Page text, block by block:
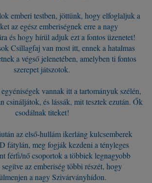
emberi testben, jöttünk, hogy elfoglaljuk a
az egész emberiségnek erre a nagy
és hogy hírül adjuk ezt a fontos üzenetet!
Csillagfaj van most itt, ennek a hatalmas
a végső jelenetében, amelyben ti fontos
szerepet játszotok.
vannak itt a tartományuk szélén,
csináljátok, és lássák, mit tesztek ezután. Ők
csodálnak titeket!
az első-hullám ikerláng kulcsemberek
fátylán, meg fogják kezdeni a tényleges
férfi/nő csoportok a többiek legnagyobb
segítve az emberiség többi részét, hogy
a nagy Szivárványhídon.